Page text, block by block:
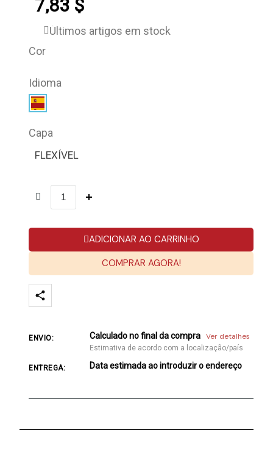
7,83 $
Últimos artigos em stock
Cor
Idioma
Capa
FLEXÍVEL
ADICIONAR AO CARRINHO
COMPRAR AGORA!
ENVIO: Calculado no final da compra Ver detalhes
Estimativa de acordo com a localização/país
ENTREGA: Data estimada ao introduzir o endereço